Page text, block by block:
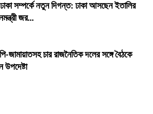
সম্পর্কে নতুন দিগন্ত: ঢাকা আসছেন ইতালির
জর...
জামায়াতসহ চার রাজনৈতিক দলের সঙ্গে বৈঠকে
উপদেষ্টা